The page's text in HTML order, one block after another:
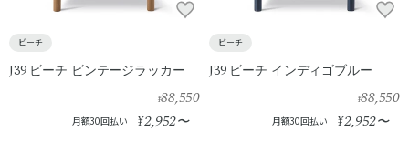
ビーチ
J39 ビーチ ビンテージラッカー
¥88,550
月額30回払い ¥2,952〜
ビーチ
J39 ビーチ インディゴブルー
¥88,550
月額30回払い ¥2,952〜